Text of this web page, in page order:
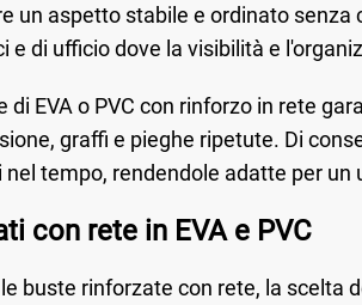
un aspetto stabile e ordinato senza
e di ufficio dove la visibilità e
di EVA o PVC con rinforzo in rete
graffi e pieghe ripetute. Di
tempo, rendendole adatte per un
con rete in EVA e PVC
buste rinforzate con rete, la scelta